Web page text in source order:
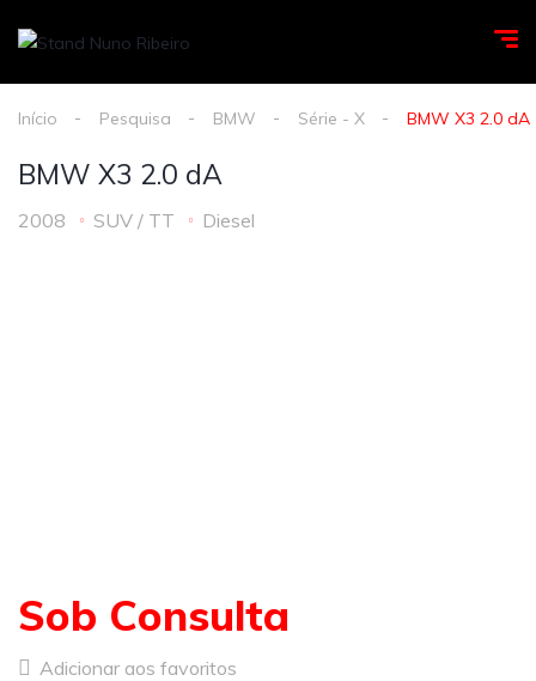
Início Pesquisa BMW Série - X BMW X3 2.0 dA
BMW X3 2.0 dA
2008 SUV / TT Diesel
Sob Consulta
Adicionar aos favoritos